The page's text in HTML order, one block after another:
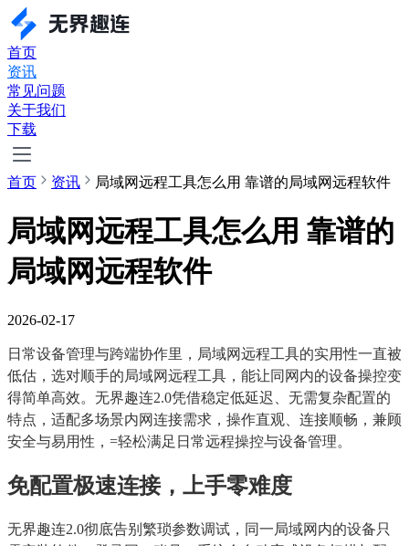
首页
资讯
常见问题
关于我们
下载
首页 资讯 局域网远程工具怎么用 靠谱的局域网远程软件
局域网远程工具怎么用 靠谱的
局域网远程软件
2026-02-17
日常设备管理与跨端协作里，局域网远程工具的实用性一直被
低估，选对顺手的局域网远程工具，能让同网内的设备操控变
得简单高效。无界趣连2.0凭借稳定低延迟、无需复杂配置的
特点，适配多场景内网连接需求，操作直观、连接顺畅，兼顾
安全与易用性，=轻松满足日常远程操控与设备管理。
免配置极速连接，上手零难度
无界趣连2.0彻底告别繁琐参数调试，同一局域网内的设备只